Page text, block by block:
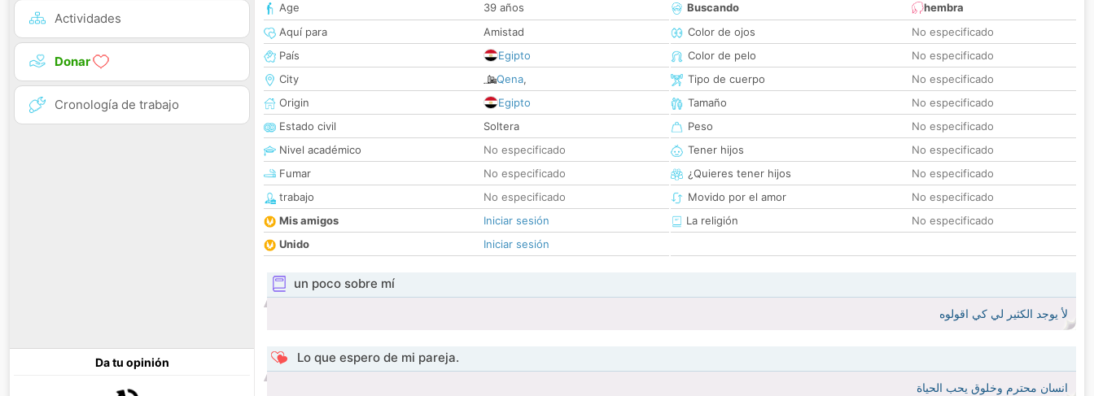
Actividades
Donar
Cronología de trabajo
Da tu opinión
Age
39 años
Aquí para
Amistad
País
Egipto
City
Qena,
Origin
Egipto
Estado civil
Soltera
Nivel académico
No especificado
Fumar
No especificado
trabajo
No especificado
Mis amigos
Iniciar sesión
Unido
Iniciar sesión
Buscando
hembra
Color de ojos
No especificado
Color de pelo
No especificado
Tipo de cuerpo
No especificado
Tamaño
No especificado
Peso
No especificado
Tener hijos
No especificado
¿Quieres tener hijos
No especificado
Movido por el amor
No especificado
La religión
No especificado
un poco sobre mí
لأ يوجد الكثير لي كي اقولوه
Lo que espero de mi pareja.
انسان محترم وخلوق يحب الحياة